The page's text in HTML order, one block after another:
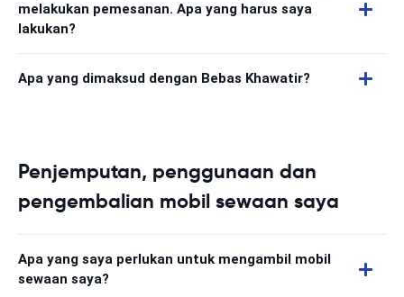
melakukan pemesanan. Apa yang harus saya
lakukan?
Apa yang dimaksud dengan Bebas Khawatir?
Penjemputan, penggunaan dan
pengembalian mobil sewaan saya
Apa yang saya perlukan untuk mengambil mobil
sewaan saya?